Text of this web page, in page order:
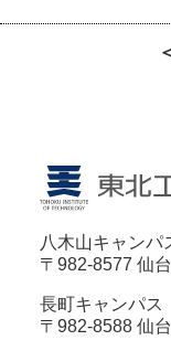
八木山キャンパ
〒982-8577 仙
長町キャンパス
〒982-8588 仙